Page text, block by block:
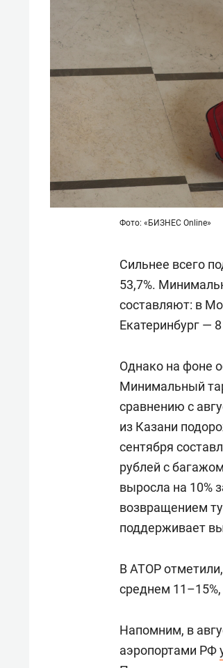
Фото: «БИЗНЕС Online»
Сильнее всего
53,7%.
составляют: в
Екатеринбург —
Однако на фоне
Минимальный
сравнению с
из Казани
сентября
рублей с
выросла на 10%
возвращением
поддерживает
В АТОР
среднем
Напомним, в
аэропортами РФ